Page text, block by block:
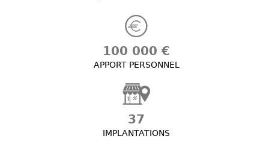
100 000 €
APPORT PERSONNEL
37
IMPLANTATIONS